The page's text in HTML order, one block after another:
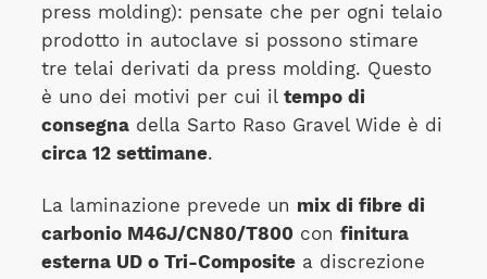
press molding): pensate che per ogni telaio
prodotto in autoclave si possono stimare
tre telai derivati da press molding. Questo
è uno dei motivi per cui il tempo di
consegnadella Sarto Raso Gravel Wide è di
circa 12 settimane.
La laminazione prevede un mix di fibre di
carbonio M46J/CN80/T800 con finitura
esterna UD o Tri-Compositea discrezione